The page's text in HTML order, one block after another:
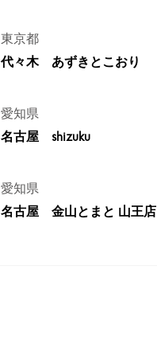
東京都
代々木 あずきとこおり
愛知県
名古屋 shizuku
愛知県
名古屋 金山とまと 山王店